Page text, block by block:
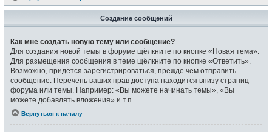
Создание сообщений
Как мне создать новую тему или сообщение?
Для создания новой темы в форуме щёлкните по кнопке «Новая тема».
Для размещения сообщения в теме щёлкните по кнопке «Ответить».
Возможно, придётся зарегистрироваться, прежде чем отправить
сообщение. Перечень ваших прав доступа находится внизу страниц
форума или темы. Например: «Вы можете начинать темы», «Вы
можете добавлять вложения» и т.п.
Вернуться к началу